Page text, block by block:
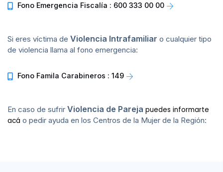
Fono Emergencia Fiscalía : 600 333 00 00
Si eres víctima de Violencia Intrafamiliar o cualquier tipo
de violencia llama al fono emergencia:
Fono Famila Carabineros : 149
En caso de sufrir Violencia de Pareja puedes informarte
acá o pedir ayuda en los Centros de la Mujer de la Región: